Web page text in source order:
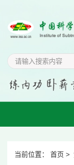
当前位置： 首页 >